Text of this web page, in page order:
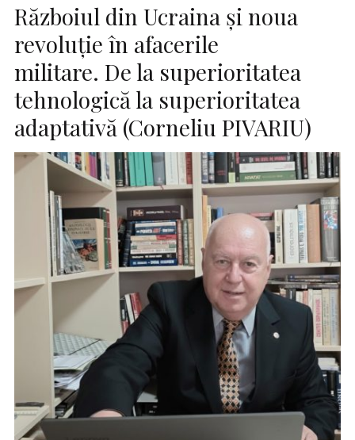
Războiul din Ucraina și noua
revoluție în afacerile
militare. De la superioritatea
tehnologică la superioritatea
adaptativă (Corneliu PIVARIU)